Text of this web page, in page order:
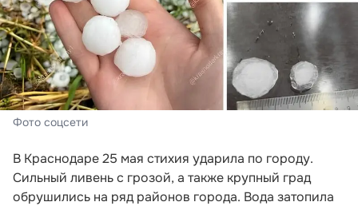
Фото соцсети
В Краснодаре 25 мая стихия ударила по городу.
Сильный ливень с грозой, а также крупный град
обрушились на ряд районов города. Вода затопила